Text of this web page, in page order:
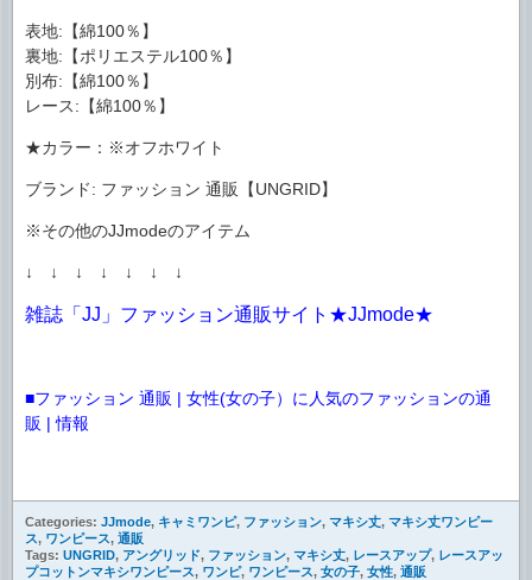
表地:【綿100％】
裏地:【ポリエステル100％】
別布:【綿100％】
レース:【綿100％】
★カラー：※オフホワイト
ブランド: ファッション 通販【UNGRID】
※その他のJJmodeのアイテム
↓ ↓ ↓ ↓ ↓ ↓ ↓
雑誌「JJ」ファッション通販サイト★JJmode★
■ファッション 通販 | 女性(女の子）に人気のファッションの通
販 | 情報
Categories: JJmode, キャミワンピ, ファッション, マキシ丈, マキシ丈ワンピー
ス, ワンピース, 通販
Tags: UNGRID, アングリッド, ファッション, マキシ丈, レースアップ, レースアッ
プコットンマキシワンピース, ワンピ, ワンピース, 女の子, 女性, 通販